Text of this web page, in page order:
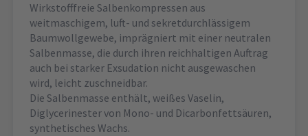
Wirkstofffreie Salbenkompressen aus
weitmaschigem, luft- und sekretdurchlässigem
Baumwollgewebe, imprägniert mit einer neutralen
Salbenmasse, die durch ihren reichhaltigen Auftrag
auch bei starker Exsudation nicht ausgewaschen
wird, leicht zuschneidbar.
Die Salbenmasse enthält, weißes Vaselin,
Diglycerinester von Mono- und Dicarbonfettsäuren,
synthetisches Wachs.